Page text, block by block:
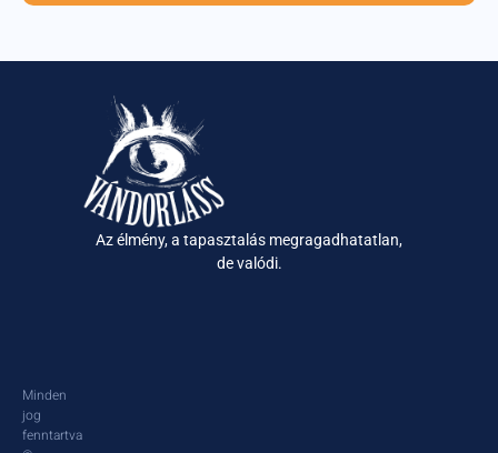
Az élmény, a tapasztalás megragadhatatlan,
de valódi.
Minden
jog
fenntartva